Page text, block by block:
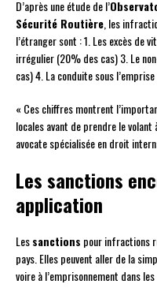
D’après une étude de l’
Sécurité Routière , les
l’étranger sont : 1. Les excès de
irrégulier (20% des cas) 3. Le
cas) 4. La conduite sous
« Ces chiffres montrent
locales avant de prendre le
avocate spécialisée en droit
Les sanctions
application
Lessanctions pour infractions
pays. Elles peuvent aller de la
voire à l’emprisonnement dans